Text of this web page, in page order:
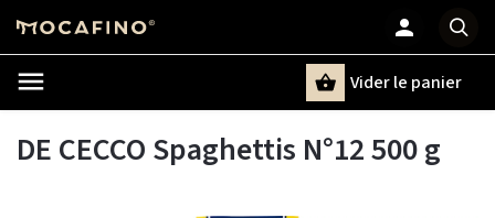
Chercher
Vider le panier
DE CECCO Spaghettis N°12 500 g